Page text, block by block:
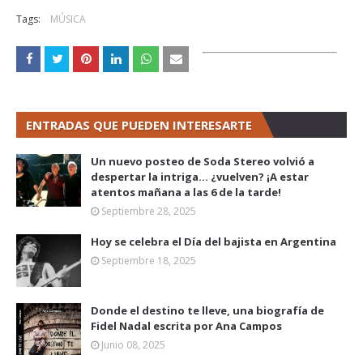
Tags: MÚSICA
ENTRADAS QUE PUEDEN INTERESARTE
Un nuevo posteo de Soda Stereo volvió a
despertar la intriga... ¿vuelven? ¡A estar
atentos mañana a las 6 de la tarde!
Septiembre 28, 2025
Hoy se celebra el Día del bajista en Argentina
Septiembre 18, 2025
Donde el destino te lleve, una biografía de
Fidel Nadal escrita por Ana Campos
Junio 08, 2025